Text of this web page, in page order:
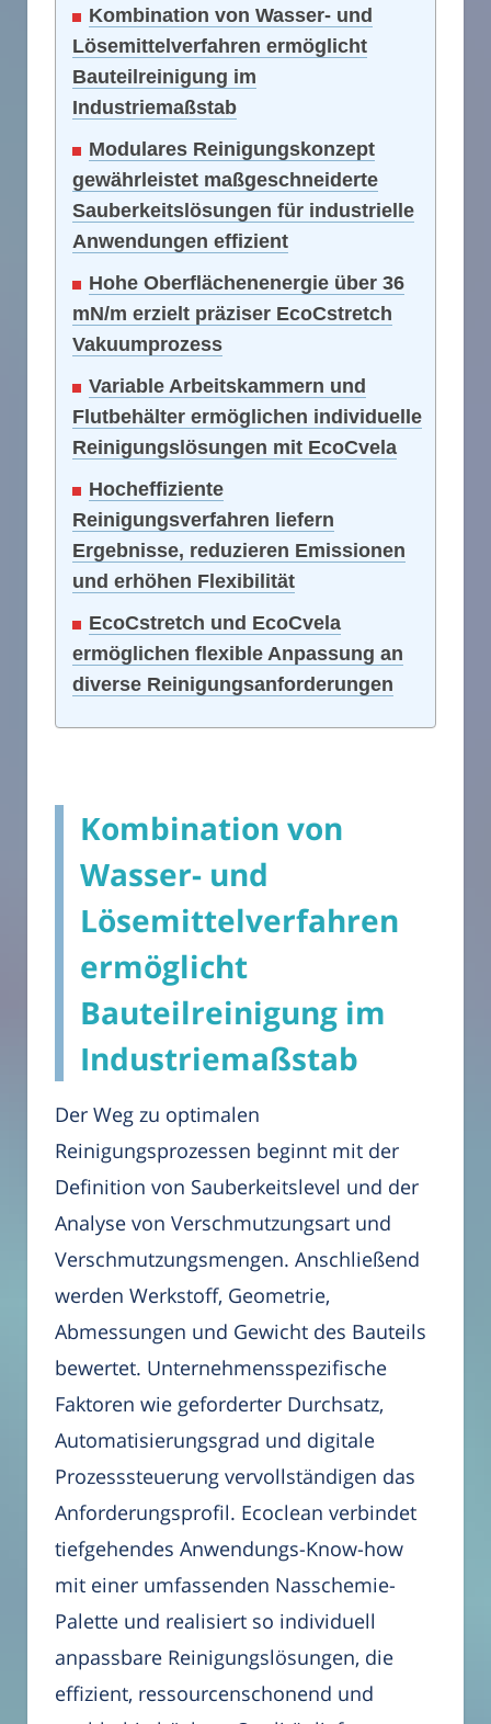
Kombination von Wasser- und
Lösemittelverfahren ermöglicht
Bauteilreinigung im
Industriemaßstab
Modulares Reinigungskonzept
gewährleistet maßgeschneiderte
Sauberkeitslösungen für industrielle
Anwendungen effizient
Hohe Oberflächenenergie über 36
mN/m erzielt präziser EcoCstretch
Vakuumprozess
Variable Arbeitskammern und
Flutbehälter ermöglichen individuelle
Reinigungslösungen mit EcoCvela
Hocheffiziente
Reinigungsverfahren liefern
Ergebnisse, reduzieren Emissionen
und erhöhen Flexibilität
EcoCstretch und EcoCvela
ermöglichen flexible Anpassung an
diverse Reinigungsanforderungen
Kombination von
Wasser- und
Lösemittelverfahren
ermöglicht
Bauteilreinigung im
Industriemaßstab
Der Weg zu optimalen
Reinigungsprozessen beginnt mit der
Definition von Sauberkeitslevel und der
Analyse von Verschmutzungsart und
Verschmutzungsmengen. Anschließend
werden Werkstoff, Geometrie,
Abmessungen und Gewicht des Bauteils
bewertet. Unternehmensspezifische
Faktoren wie geforderter Durchsatz,
Automatisierungsgrad und digitale
Prozesssteuerung vervollständigen das
Anforderungsprofil. Ecoclean verbindet
tiefgehendes Anwendungs-Know-how
mit einer umfassenden Nasschemie-
Palette und realisiert so individuell
anpassbare Reinigungslösungen, die
effizient, ressourcenschonend und